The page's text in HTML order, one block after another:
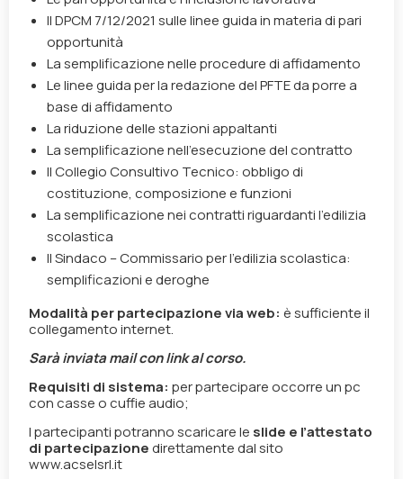
Il DPCM 7/12/2021 sulle linee guida in materia di pari
opportunità
La semplificazione nelle procedure di affidamento
Le linee guida per la redazione del PFTE da porre a
base di affidamento
La riduzione delle stazioni appaltanti
La semplificazione nell’esecuzione del contratto
Il Collegio Consultivo Tecnico: obbligo di
costituzione, composizione e funzioni
La semplificazione nei contratti riguardanti l’edilizia
scolastica
Il Sindaco – Commissario per l’edilizia scolastica:
semplificazioni e deroghe
Modalità per partecipazione via web: è sufficiente il
collegamento internet.
Sarà inviata mail con link al corso.
Requisiti di sistema:per partecipare occorre un pc
con casse o cuffie audio;
I partecipanti potranno scaricare le slide e l’attestato
di partecipazionedirettamente dal sito
www.acselsrl.it